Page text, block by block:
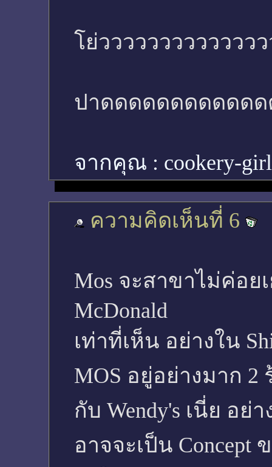
โย่ววววววววววววว
ปาดดดดดดดดดดด
จากคุณ : cookery-
ความคิดเห็นที่ 6
Mos จะสาขาไม่ค่อย
McDonald
เท่าที่เห็น อย่างใน
MOS อยู่อย่างมาก 2
กับ Wendy's เนี่ย อ
อาจจะเป็น